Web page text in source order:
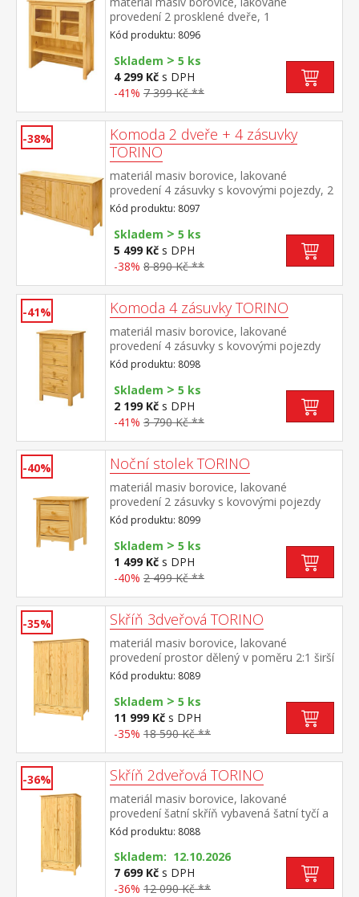
provedení 2 prosklené dveře, 1
police nástavec příborníku 8095
Kód produktu: 8096
Skladem > 5 ks
4 299 Kč s DPH
-41% 7 399 Kč **
-38%
Komoda 2 dveře + 4 zásuvky
TORINO
materiál masiv borovice, lakované
provedení 4 zásuvky s kovovými pojezdy, 2
plné dveře, 1 police
Kód produktu: 8097
Skladem > 5 ks
5 499 Kč s DPH
-38% 8 890 Kč **
-41% Komoda 4 zásuvky TORINO
materiál masiv borovice, lakované
provedení 4 zásuvky s kovovými pojezdy
Kód produktu: 8098
Skladem > 5 ks
2 199 Kč s DPH
-41% 3 790 Kč **
-40% Noční stolek TORINO
materiál masiv borovice, lakované
provedení 2 zásuvky s kovovými pojezdy
Kód produktu: 8099
Skladem > 5 ks
1 499 Kč s DPH
-40% 2 499 Kč **
-35% Skříň 3dveřová TORINO
materiál masiv borovice, lakované
provedení prostor dělený v poměru 2:1 širší
část šatní tyč a police, užší část 3 police ve
spodní části 2 zásuvky s kovovými
pojezdy doporučený nástavec 8189
Kód produktu: 8089
Skladem > 5 ks
11 999 Kč s DPH
-35% 18 590 Kč **
-36% Skříň 2dveřová TORINO
materiál masiv borovice, lakované
provedení šatní skříň vybavená šatní tyčí a
policí ve spodní části zásuvka s kovovými
pojezdy doporučený nástavec 8188
Kód produktu: 8088
Skladem: 12.10.2026
7 699 Kč s DPH
-36% 12 090 Kč **